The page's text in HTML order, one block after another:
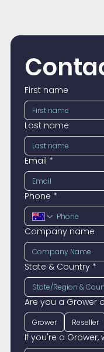
First name
Last name
Email *
Phone *
Company name
State & Country *
Are you a Grower
Grower Reseller
If you're a